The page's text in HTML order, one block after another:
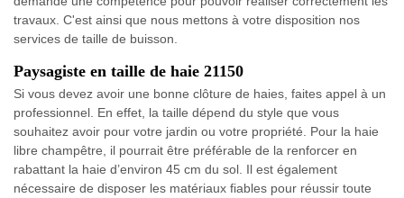
travaux. C'est ainsi que nous mettons à votre disposition nos
services de taille de buisson.
Paysagiste en taille de haie 21150
Si vous devez avoir une bonne clôture de haies, faites appel à un
professionnel. En effet, la taille dépend du style que vous
souhaitez avoir pour votre jardin ou votre propriété. Pour la haie
libre champêtre, il pourrait être préférable de la renforcer en
rabattant la haie d’environ 45 cm du sol. Il est également
nécessaire de disposer les matériaux fiables pour réussir toute